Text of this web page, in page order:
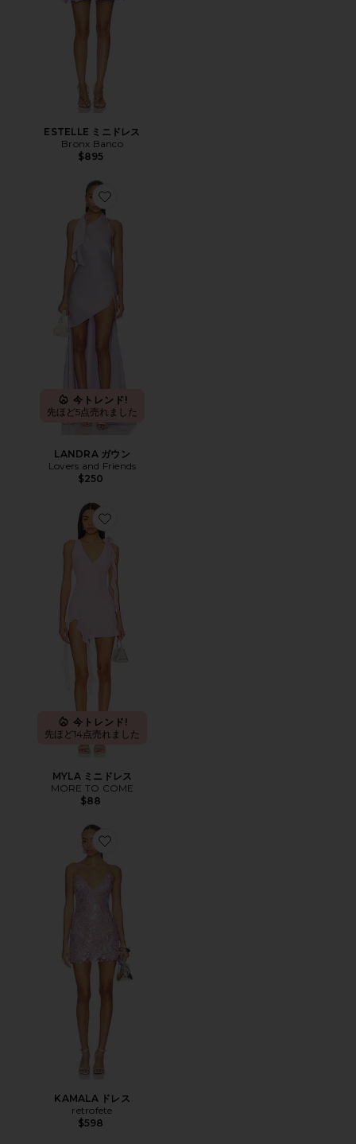
ESTELLE ミニドレス
Bronx Banco
$895
今トレンド!
先ほど5点売れました
LANDRA ガウン
Lovers and Friends
$250
Favorite MYLA ミニドレス
今トレンド!
先ほど14点売れました
MYLA ミニドレス
MORE TO COME
$88
Favorite KAMALA ドレス
KAMALA ドレス
retrofete
$598